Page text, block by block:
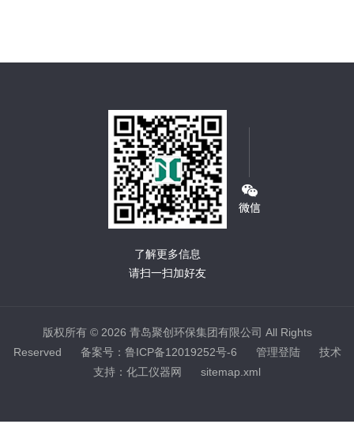
了解更多信息
请扫一扫加好友
版权所有 © 2026 青岛聚创环保集团有限公司 All Rights
Reserved 备案号：鲁ICP备12019252号-6 管理登陆技术
支持： 化工仪器网 sitemap.xml